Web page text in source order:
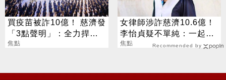
買疫苗被詐10億！ 慈濟發
「3點聲明」：全力捍衛
捐款人權益
焦點
女律師涉詐慈濟10.6億！
李怡貞疑不單純：一起洗
錢？
焦點 Recommended by